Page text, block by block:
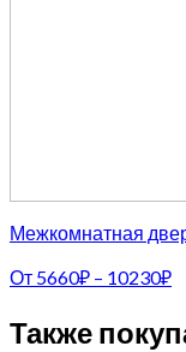
Межкомнатная
От 5660₽ – 10230₽
Также